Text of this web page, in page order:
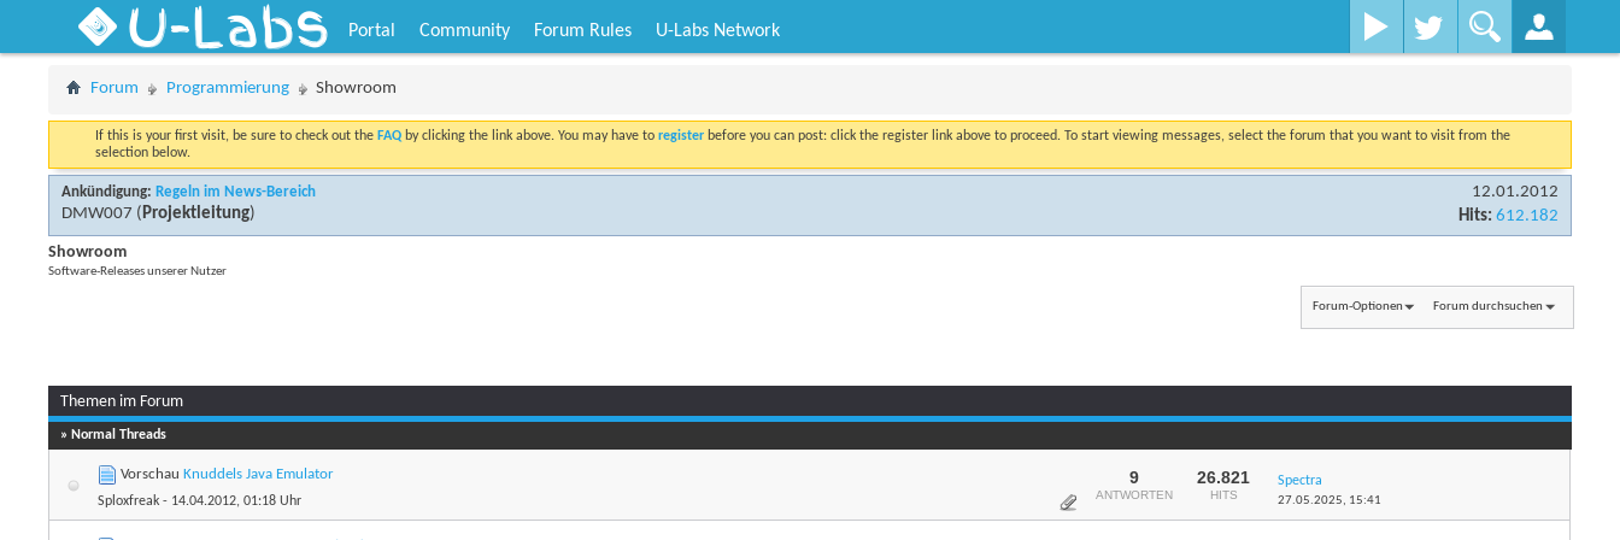
U-Labs Portal Community Forum Rules U-Labs Network
Forum Programmierung Showroom
If this is your first visit, be sure to check out the FAQ by clicking the link above. You may have toregister before you can post: click the register link above to proceed. To start viewing messages, select the forum that you want to visit from the
selection below.
Ankündigung: Regeln im News-Bereich
DMW007 (Projektleitung)
12.01.2012
Hits: 612.182
Showroom
Software-Releases unserer Nutzer
Forum-Optionen Forum durchsuchen
Themen im Forum
» Normal Threads
Vorschau Knuddels Java Emulator
Sploxfreak - 14.04.2012, 01:18 Uhr
9
ANTWORTEN
26.821
HITS
Spectra
27.05.2025, 15:41